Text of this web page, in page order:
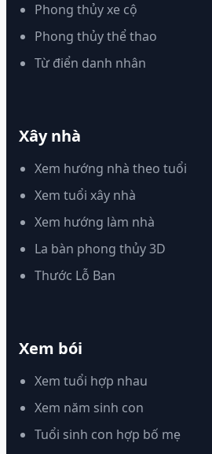
Phong thủy xe cộ
Phong thủy thể thao
Từ điển danh nhân
Xây nhà
Xem hướng nhà theo tuổi
Xem tuổi xây nhà
Xem hướng làm nhà
La bàn phong thủy 3D
Thước Lỗ Ban
Xem bói
Xem tuổi hợp nhau
Xem năm sinh con
Tuổi sinh con hợp bố mẹ